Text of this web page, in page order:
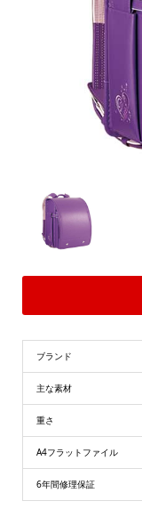
ブランド
主な素材
重さ
A4フラットファイル
6年間修理保証